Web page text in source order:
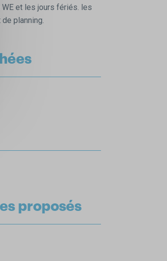
WE et les jours fériés. les
planning.
proposés